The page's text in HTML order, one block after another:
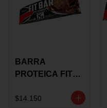
BARRA
PROTEICA FIT
CHOCOLATE X
$14.150